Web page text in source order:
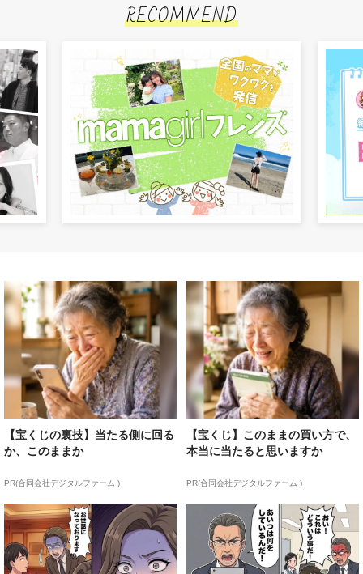
RECOMMEND
【宝くじの裏技】当たる側に回る
か、このままか
PR(合同会社デジタルファーム )
【宝くじ】このままの買い方で、
本当に当たると思いますか
PR(合同会社デジタルファーム )